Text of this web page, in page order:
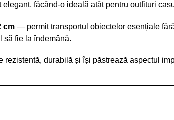
făcând-o ideală atât pentru outfituri
cm— permit transportul obiectelor esențiale
să fie la îndemână.
durabilă și își păstrează aspectul